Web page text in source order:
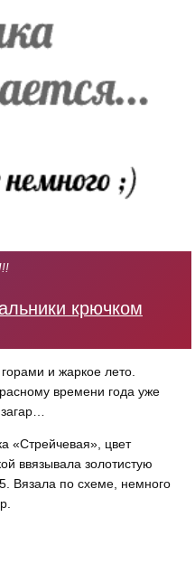
крючком
и жаркое лето.
времени года уже
«Стрейчевая», цвет
ввязывала золотистую
Вязала по схеме, немного